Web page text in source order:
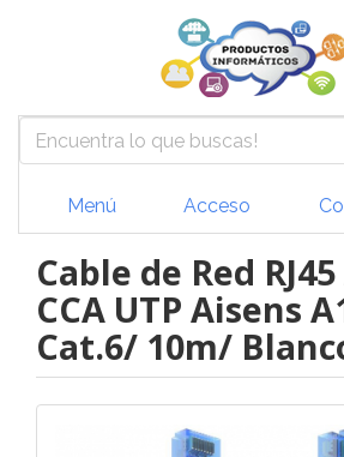
Menú Acceso
Cable de Red
CCA UTP Aisens
Cat.6/ 10m/